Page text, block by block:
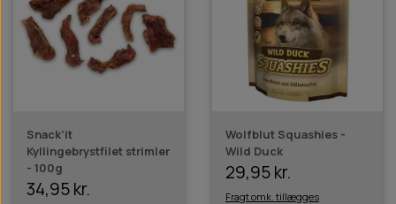
Snack'it
Kyllingebrystfilet strimler
- 100g
34,95 kr.
Wolfblut Squashies -
Wild Duck
29,95 kr.
Fragt omk. tillægges